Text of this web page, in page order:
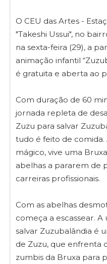
O CEU das Artes -
"Takeshi Ussui", no
na sexta-feira (29), a
animação infantil
é gratuita e aberta ao
Com duração de 60
jornada repleta de
Zuzu para salvar
tudo é feito de comida.
mágico, vive uma
abelhas a pararem de
carreiras profissionais.
Com as abelhas
começa a escassear.
salvar Zuzubalândia é
de Zuzu, que enfrenta
zumbis da Bruxa para